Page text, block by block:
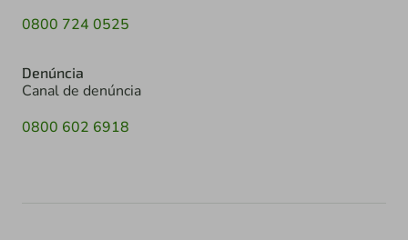
0800 724 0525
Denúncia
Canal de denúncia
0800 602 6918